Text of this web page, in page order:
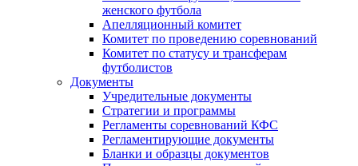
женского футбола
Апелляционный комитет
Комитет по проведению соревнований
Комитет по статусу и трансферам
футболистов
Документы
Учредительные документы
Стратегии и программы
Регламенты соревнований КФС
Регламентирующие документы
Бланки и образцы документов